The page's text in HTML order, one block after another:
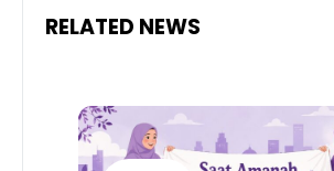
RELATED NEWS